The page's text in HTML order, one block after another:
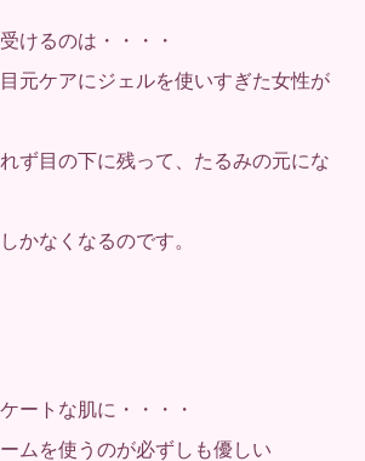
けるのは・・・・
元ケアにジェルを使いすぎた女性が
ず目の下に残って、たるみの元にな
かなくなるのです。
ートな肌に・・・・
ムを使うのが必ずしも優しい